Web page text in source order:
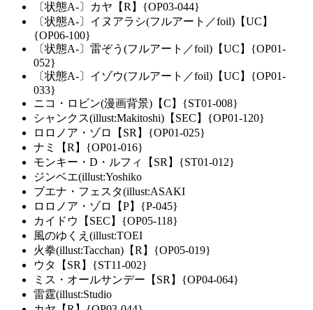
〔状態A-〕カヤ【R】{OP03-044}
〔状態A-〕イヌアラシ(フルアート／foil)【UC】
{OP06-100}
〔状態A-〕雷ぞう(フルアート／foil)【UC】{OP01-
052}
〔状態A-〕イゾウ(フルアート／foil)【UC】{OP01-
033}
ニコ・ロビン(漫画背景)【C】{ST01-008}
シャンクス(illust:Makitoshi)【SEC】{OP01-120}
ロロノア・ゾロ【SR】{OP01-025}
ナミ【R】{OP01-016}
モンキー・D・ルフィ【SR】{ST01-012}
ジンベエ(illust:Yoshiko
ブエナ・フェスタ(illust:ASAKI
ロロノア・ゾロ【P】{P-045}
カイドウ【SEC】{OP05-118}
風のゆくえ(illust:TOEI
火拳(illust:Tacchan)【R】{OP05-019}
ウタ【SR】{ST11-002}
ミス・オールサンデー【SR】{OP04-064}
雷霆(illust:Studio